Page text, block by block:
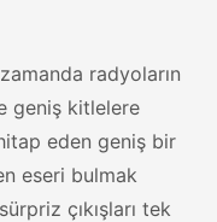
radyoların
geniş kitlelere
eden geniş bir
eseri bulmak
çıkışları tek